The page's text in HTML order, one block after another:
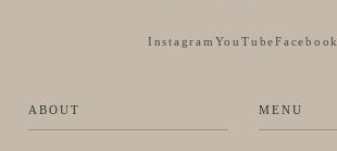
Instagram YouTubeFacebook
ABOUT MENU